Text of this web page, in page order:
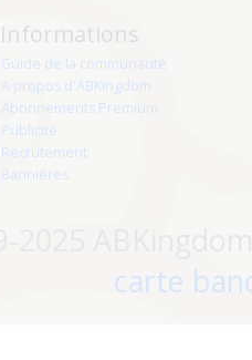
Informations
Guide de la communauté
A propos d'ABKingdom
Abonnements Premium
Publicité
Recrutement
Bannières
carte